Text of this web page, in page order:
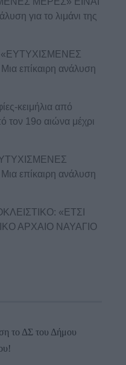
για το λιμάνι της
«ΕΥΤΥΧΙΣΜΕΝΕΣ
επίκαιρη ανάλυση
κειμήλια από
τον 19ο αιώνα μέχρι
επίκαιρη ανάλυση
«ΕΤΣΙ
ΑΡΧΑΙΟ ΝΑΥΑΓΙΟ
το ΔΣ του Δήμου